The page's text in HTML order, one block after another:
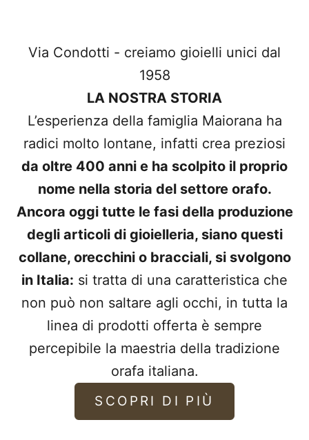
Via Condotti - creiamo gioielli unici dal
1958
LA NOSTRA STORIA
L’esperienza della famiglia Maiorana ha
radici molto lontane, infatti crea preziosi
da oltre 400 anni e ha scolpito il proprio
nome nella storia del settore orafo.
Ancora oggi tutte le fasi della produzione
degli articoli di gioielleria, siano questi
collane, orecchini o bracciali, si svolgono
in Italia: si tratta di una caratteristica che
non può non saltare agli occhi, in tutta la
linea di prodotti offerta è sempre
percepibile la maestria della tradizione
orafa italiana.
SCOPRI DI PIÙ